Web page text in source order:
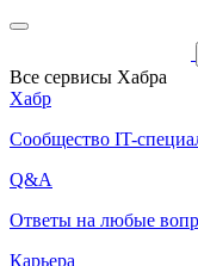
Все сервисы Хабра
Хабр
Сообщество IT-
Q&A
Ответы на любые
Карьера